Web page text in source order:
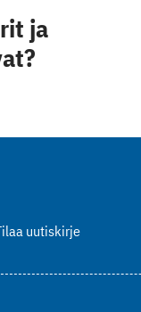
ja
uutiskirje